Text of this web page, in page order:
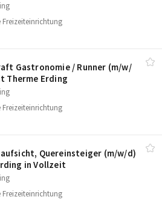
Freizeiteinrichtung
Gastronomie /​ Runner (m/​w/​
Therme Erding
Freizeiteinrichtung
Quereinsteiger (m/​w/​d)
in Vollzeit
Freizeiteinrichtung